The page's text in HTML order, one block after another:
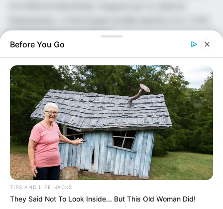
στη διασταύρωση του Όρμου…
Before You Go
TIPS AND LIFE HACKS
They Said Not To Look Inside... But This Old Woman Did!